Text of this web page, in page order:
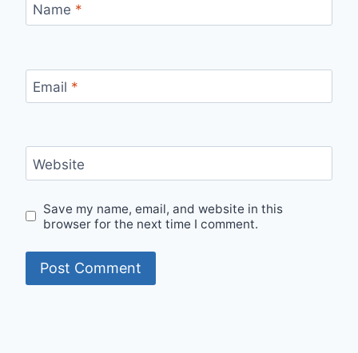
Name *
Email *
Website
Save my name, email, and website in this
browser for the next time I comment.